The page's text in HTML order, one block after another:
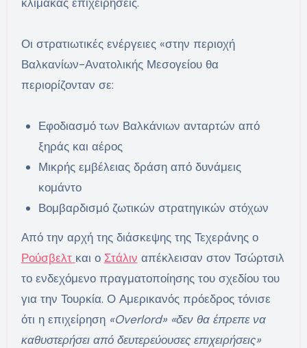
Οι στρατιωτικές ενέργειες «στην περιοχή
Βαλκανίων-Ανατολικής Μεσογείου θα
περιορίζονταν σε:
Εφοδιασμό των Βαλκάνιων ανταρτών από
ξηράς και αέρος
Μικρής εμβέλειας δράση από δυνάμεις
κομάντο
Βομβαρδισμό ζωτικών στρατηγικών στόχων
Από την αρχή της διάσκεψης της Τεχεράνης ο
Ρούσβελτ και ο Στάλιν απέκλεισαν στον Τσώρτσιλ
το ενδεχόμενο πραγματοποίησης του σχεδίου του
για την Τουρκία. Ο Αμερικανός πρόεδρος τόνισε
ότι η επιχείρηση«Overlord» «δεν θα έπρεπε να
καθυστερήσει από δευτερεύουσες επιχειρήσεις»